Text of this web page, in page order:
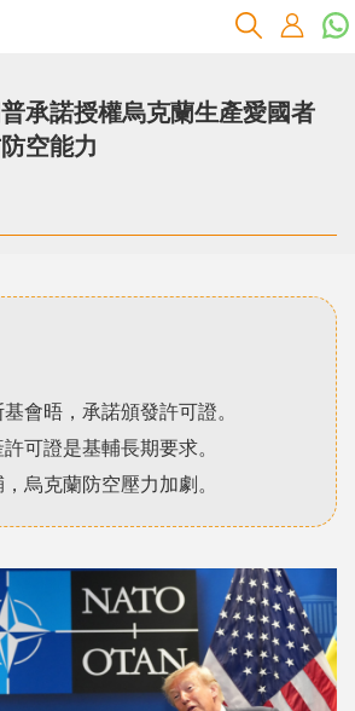
承諾授權烏克蘭生產愛國者
空能力
會晤，承諾頒發許可證。
可證是基輔長期要求。
烏克蘭防空壓力加劇。